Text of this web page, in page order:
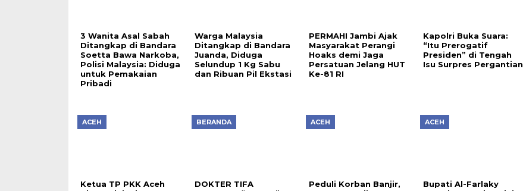
3 Wanita Asal Sabah
Ditangkap di Bandara
Soetta Bawa Narkoba,
Polisi Malaysia: Diduga
untuk Pemakaian
Pribadi
Warga Malaysia
Ditangkap di Bandara
Juanda, Diduga
Selundup 1 Kg Sabu
dan Ribuan Pil Ekstasi
PERMAHI Jambi Ajak
Masyarakat Perangi
Hoaks demi Jaga
Persatuan Jelang HUT
Ke-81 RI
Kapolri Buka Suara:
“Itu Prerogatif
Presiden” di Tengah
Isu Surpres Pergantian
ACEH
Ketua TP PKK Aceh
BERANDA
DOKTER TIFA
ACEH
Peduli Korban Banjir,
ACEH
Bupati Al-Farlaky